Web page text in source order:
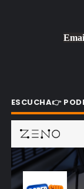
ESCUCHA👉